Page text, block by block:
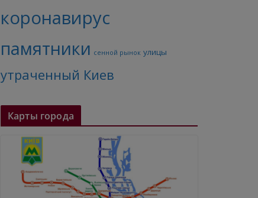
коронавирус
памятники сенной рынок улицы
утраченный Киев
Карты города